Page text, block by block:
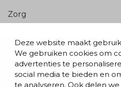
Deze website maakt
We gebruiken cookies om
advertenties te
social media te bieden en
te analyseren. Ook delen
Zorg
Blogs & nieuws
Contact